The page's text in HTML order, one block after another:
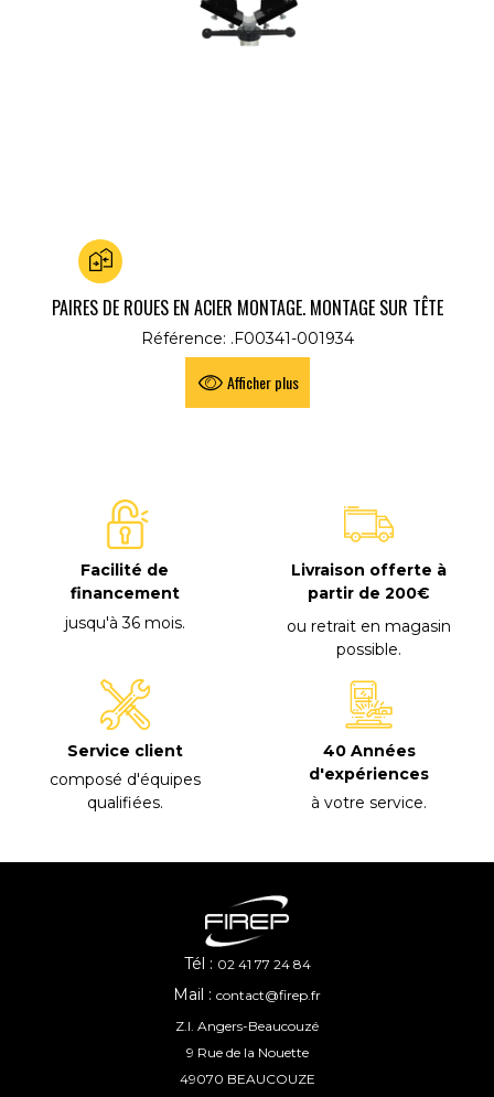
PAIRES DE ROUES EN ACIER MONTAGE. MONTAGE SUR TÊTE
V
Référence: .F00341-001934
Afficher plus
Facilité de
financement
jusqu'à 36 mois.
Livraison offerte à
partir de 200€
ou retrait en magasin
possible.
Service client
composé d'équipes
qualifiées.
40 Années
d'expériences
à votre service.
Tél : 02 41 77 24 84
Mail : contact@firep.fr
Z.I. Angers-Beaucouzé
9 Rue de la Nouette
49070 BEAUCOUZE